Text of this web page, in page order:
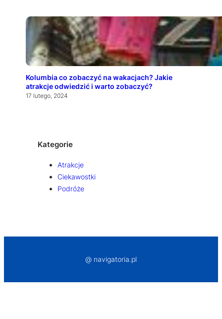
Kolumbia co zobaczyć na wakacjach? Jakie
atrakcje odwiedzić i warto zobaczyć?
17 lutego, 2024
Kategorie
Atrakcje
Ciekawostki
Podróże
@ navigatoria.pl